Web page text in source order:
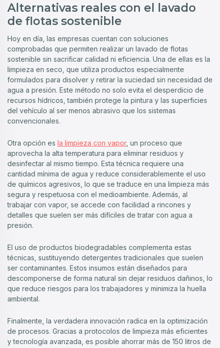
Alternativas reales con el lavado
de flotas sostenible
Hoy en día, las empresas cuentan con soluciones
comprobadas que permiten realizar un lavado de flotas
sostenible sin sacrificar calidad ni eficiencia. Una de ellas es la
limpieza en seco, que utiliza productos especialmente
formulados para disolver y retirar la suciedad sin necesidad de
agua a presión. Este método no solo evita el desperdicio de
recursos hídricos, también protege la pintura y las superficies
del vehículo al ser menos abrasivo que los sistemas
convencionales.
Otra opción es la limpieza con vapor, un proceso que
aprovecha la alta temperatura para eliminar residuos y
desinfectar al mismo tiempo. Esta técnica requiere una
cantidad mínima de agua y reduce considerablemente el uso
de químicos agresivos, lo que se traduce en una limpieza más
segura y respetuosa con el medioambiente. Además, al
trabajar con vapor, se accede con facilidad a rincones y
detalles que suelen ser más difíciles de tratar con agua a
presión.
El uso de productos biodegradables complementa estas
técnicas, sustituyendo detergentes tradicionales que suelen
ser contaminantes. Estos insumos están diseñados para
descomponerse de forma natural sin dejar residuos dañinos, lo
que reduce riesgos para los trabajadores y minimiza la huella
ambiental.
Finalmente, la verdadera innovación radica en la optimización
de procesos. Gracias a protocolos de limpieza más eficientes
y tecnología avanzada, es posible ahorrar más de 150 litros de